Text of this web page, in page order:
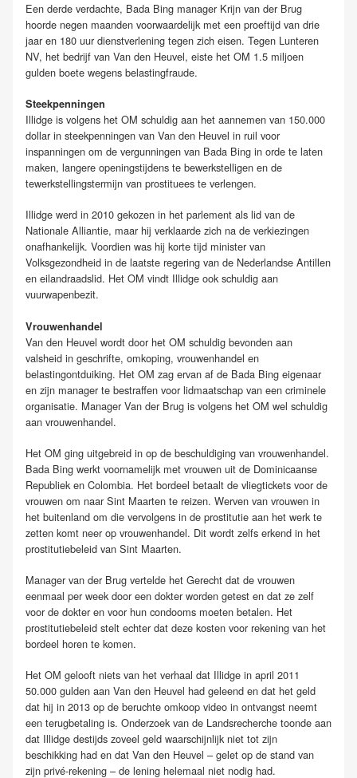
Een derde verdachte, Bada Bing manager Krijn van der Brug
hoorde negen maanden voorwaardelijk met een proeftijd van drie
jaar en 180 uur dienstverlening tegen zich eisen. Tegen Lunteren
NV, het bedrijf van Van den Heuvel, eiste het OM 1.5 miljoen
gulden boete wegens belastingfraude.
Steekpenningen
Illidge is volgens het OM schuldig aan het aannemen van 150.000
dollar in steekpenningen van Van den Heuvel in ruil voor
inspanningen om de vergunningen van Bada Bing in orde te laten
maken, langere openingstijdens te bewerkstelligen en de
tewerkstellingstermijn van prostituees te verlengen.
Illidge werd in 2010 gekozen in het parlement als lid van de
Nationale Alliantie, maar hij verklaarde zich na de verkiezingen
onafhankelijk. Voordien was hij korte tijd minister van
Volksgezondheid in de laatste regering van de Nederlandse Antillen
en eilandraadslid. Het OM vindt Illidge ook schuldig aan
vuurwapenbezit.
Vrouwenhandel
Van den Heuvel wordt door het OM schuldig bevonden aan
valsheid in geschrifte, omkoping, vrouwenhandel en
belastingontduiking. Het OM zag ervan af de Bada Bing eigenaar
en zijn manager te bestraffen voor lidmaatschap van een criminele
organisatie. Manager Van der Brug is volgens het OM wel schuldig
aan vrouwenhandel.
Het OM ging uitgebreid in op de beschuldiging van vrouwenhandel.
Bada Bing werkt voornamelijk met vrouwen uit de Dominicaanse
Republiek en Colombia. Het bordeel betaalt de vliegtickets voor de
vrouwen om naar Sint Maarten te reizen. Werven van vrouwen in
het buitenland om die vervolgens in de prostitutie aan het werk te
zetten komt neer op vrouwenhandel. Dit wordt zelfs erkend in het
prostitutiebeleid van Sint Maarten.
Manager van der Brug vertelde het Gerecht dat de vrouwen
eenmaal per week door een dokter worden getest en dat ze zelf
voor de dokter en voor hun condooms moeten betalen. Het
prostitutiebeleid stelt echter dat deze kosten voor rekening van het
bordeel horen te komen.
Het OM gelooft niets van het verhaal dat Illidge in april 2011
50.000 gulden aan Van den Heuvel had geleend en dat het geld
dat hij in 2013 op de beruchte omkoop video in ontvangst neemt
een terugbetaling is. Onderzoek van de Landsrecherche toonde aan
dat Illidge destijds zoveel geld waarschijnlijk niet tot zijn
beschikking had en dat Van den Heuvel – gelet op de stand van
zijn privé-rekening – de lening helemaal niet nodig had.